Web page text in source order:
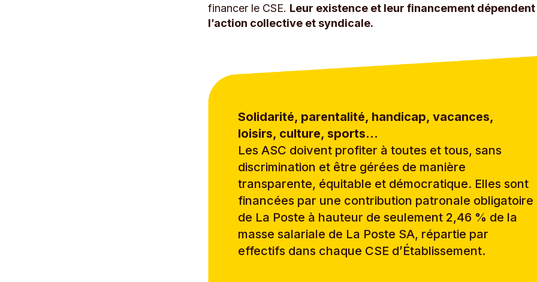
financer le CSE. Leur existence et leur financement
l’action collective et syndicale.
Solidarité, parentalité, handicap, vacances,
loisirs, culture, sports…
Les ASC doivent profiter à toutes et tous, sans
discrimination et être gérées de manière
transparente, équitable et démocratique. Elles sont
financées par une contribution patronale obligatoire
de La Poste à hauteur de seulement 2,46 % de la
masse salariale de La Poste SA, répartie par
effectifs dans chaque CSE d’Établissement.